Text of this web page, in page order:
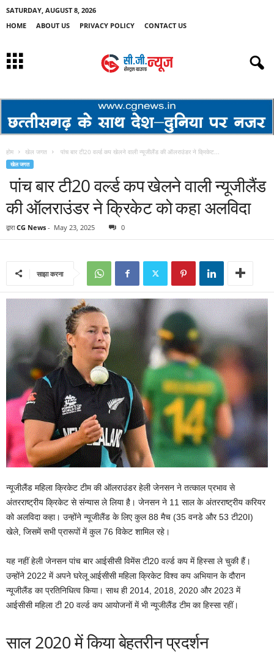
SATURDAY, AUGUST 8, 2026
HOME
ABOUT US PRIVACY POLICY CONTACT US
होम खेल जगत पांच बार टी20 वर्ल्ड कप खेलने वाली न्यूजीलैंड की ऑलराउंडर ने क्रिकेट...
खेल जगत
पांच बार टी20 वर्ल्ड कप खेलने वाली न्यूजीलैंड
की ऑलराउंडर ने क्रिकेट को कहा अलविदा
द्वारा CG News - May 23, 2025 0
साझा करना
न्यूजीलैंड महिला क्रिकेट टीम की ऑलराउंडर हेली जेनसन ने तत्काल प्रभाव से
अंतरराष्ट्रीय क्रिकेट से संन्यास ले लिया है। जेनसन ने 11 साल के अंतरराष्ट्रीय करियर
को अलविदा कहा। उन्होंने न्यूजीलैंड के लिए कुल 88 मैच (35 वनडे और 53 टी20I)
खेले, जिसमें सभी प्रारूपों में कुल 76 विकेट शामिल रहे।
यह नहीं हेली जेनसन पांच बार आईसीसी विमेंस टी20 वर्ल्ड कप में हिस्सा ले चुकी हैं।
उन्होंने 2022 में अपने घरेलू आईसीसी महिला क्रिकेट विश्व कप अभियान के दौरान
न्यूजीलैंड का प्रतिनिधित्व किया। साथ ही 2014, 2018, 2020 और 2023 में
आईसीसी महिला टी 20 वर्ल्ड कप आयोजनों में भी न्यूजीलैंड टीम का हिस्सा रहीं।
साल 2020 में किया बेहतरीन प्रदर्शन